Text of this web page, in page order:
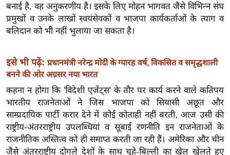
त
यं
ग
डि
या
सा
हि
त्य
ज
ग
बनाई है, वह अनुकरणीय है। इसके लिए मोहन भागवत जैसे विभिन्न संघ
प्रमुखों व उनके लाखों स्वयंसेवकों व भाजपा कार्यकर्ताओं के त्याग व
बलिदान को भी नहीं भुलाया जा सकता है।
इसे भी पढ़ें: प्रधानमंत्री नरेन्द्र मोदी के ग्यारह वर्ष, विकसित व समृद्धशाली
बनने की ओर अग्रसर नया भारत
कहना न होगा कि 'विदेशी एजेंट्स' के तौर पर कार्य करने वाले कतिपय
भारतीय राजनेताओं ने जिस भाजपा को सियासी अछूत और
साम्प्रदायिक पार्टी करार देने में कोई कोताही नहीं बरती, आज उसी की
राष्ट्रीय-अंतरराष्ट्रीय उपलब्धियां व सूबाई रणनीति इन राजनेताओं के
राजनीतिक अस्तित्व को ही समाप्त करती जा रही हैं। अमेरिका और चीन
जैसे अंतरराष्ट्रीय दोगले देशों के साथ चूहे-बिल्ली का खेल खेलते हुए